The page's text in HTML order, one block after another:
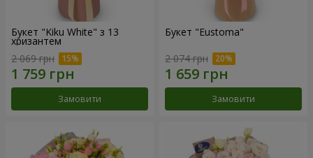
Букет "Kiku White" з 13
хризантем
2 069 грн
Замовити
Букет "Eustoma"
2 074 грн
Замовити